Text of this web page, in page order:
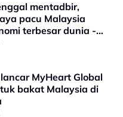
mentadbir,
pacu Malaysia
terbesar dunia -
MyHeart Global
bakat Malaysia di